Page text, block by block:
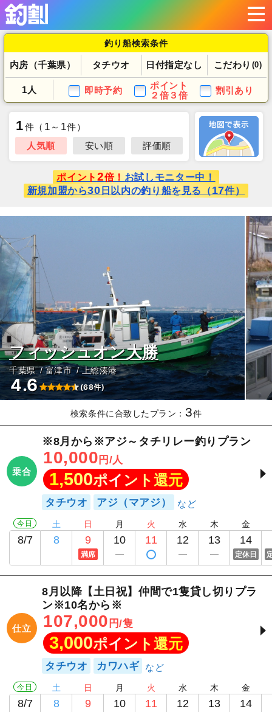
釣り船検索条件
内房（千葉県） タチウオ 日付指定なし こだわり (0)
1人 即時予約
ポイント
２倍３倍
割引あり
1件 （ 1 ～ 1件）
人気順
安い順 評価順
ポイント 2倍！ お試しモニター中！
新規加盟から30 日以内の釣り船を見る（17件）
フィッシュオン大勝
千葉県 富津市 上総湊港
4.6 (68件)
検索条件に合致したプラン： 3件
乗合
※8月から※アジ～タチリレー釣りプラン
10,000 円/人
1,500ポイント還元
タチウオ アジ（マアジ）
今日
8/7
土
8
日
9
満席
月
10
火
11
水
12
木
13
金
14
定休日
仕立
8月以降【土日祝】仲間で1隻貸し切りプラ
ン※10名から※
107,000 円/隻
3,000ポイント還元
タチウオ カワハギ
今日
8/7
土
8
日
9
月
10
火
11
水
12
木
13
金
14